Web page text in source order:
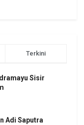
Terkini
Sisir
Adi Saputra